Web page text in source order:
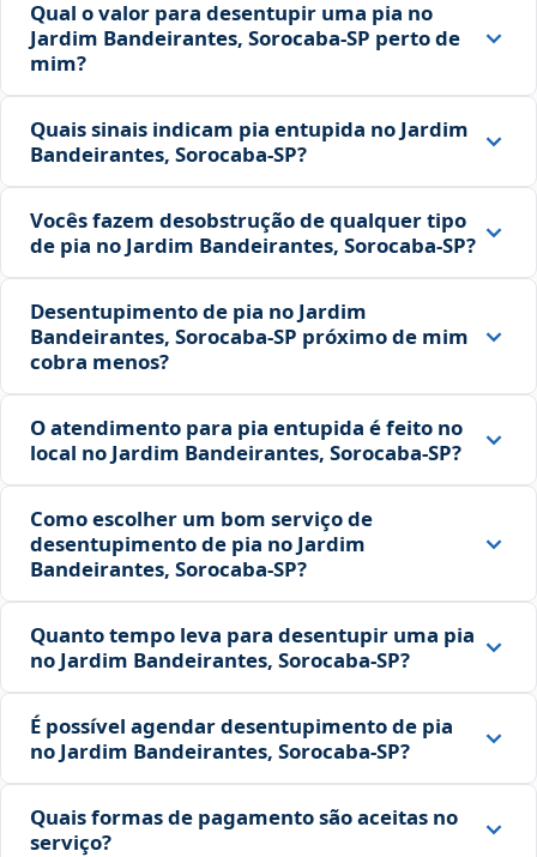
Qual o valor para desentupir uma pia no
Jardim Bandeirantes, Sorocaba‑SP perto de
mim?
Quais sinais indicam pia entupida no Jardim
Bandeirantes, Sorocaba‑SP?
Vocês fazem desobstrução de qualquer tipo
de pia no Jardim Bandeirantes, Sorocaba‑SP?
Desentupimento de pia no Jardim
Bandeirantes, Sorocaba‑SP próximo de mim
cobra menos?
O atendimento para pia entupida é feito no
local no Jardim Bandeirantes, Sorocaba‑SP?
Como escolher um bom serviço de
desentupimento de pia no Jardim
Bandeirantes, Sorocaba‑SP?
Quanto tempo leva para desentupir uma pia
no Jardim Bandeirantes, Sorocaba‑SP?
É possível agendar desentupimento de pia
no Jardim Bandeirantes, Sorocaba‑SP?
Quais formas de pagamento são aceitas no
serviço?